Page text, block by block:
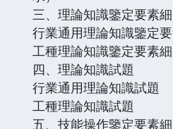
三、理論知識鑒定要素
行業通用理論知識鑒定
工種理論知識鑒定要素
四、理論知識試題
行業通用理論知識試題
工種理論知識試題
五、技能操作鑒定要素細